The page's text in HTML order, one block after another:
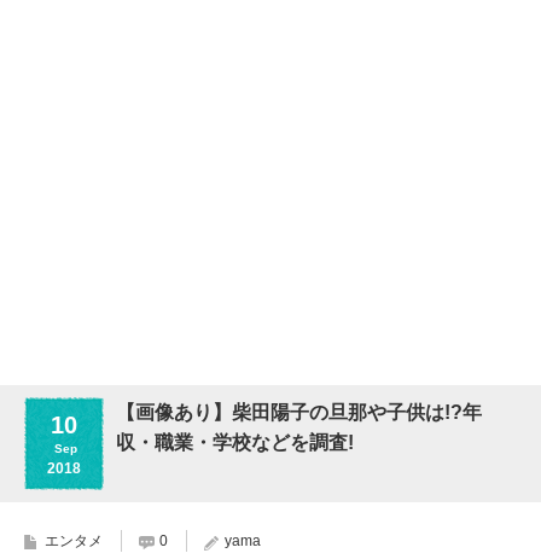
10
Sep
2018
【画像あり】柴田陽子の旦那や子供は!?年
収・職業・学校などを調査!
エンタメ 0 yama